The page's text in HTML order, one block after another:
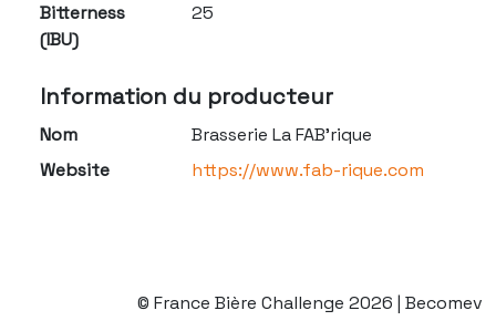
Bitterness
(IBU)
25
Information du producteur
Nom
Brasserie La FAB’rique
Website
https://www.fab-rique.com
© France Bière Challenge 2026 | Becomev